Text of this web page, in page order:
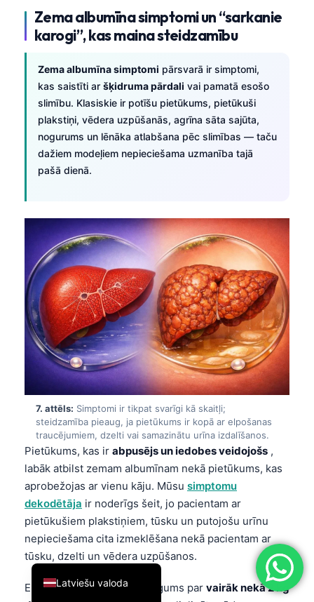
Zema albumīna simptomi un “sarkanie
karogi”, kas maina steidzamību
Zema albumīna simptomi pārsvarā ir simptomi,
kas saistīti ar šķidruma pārdali vai pamatā esošo
slimību. Klasiskie ir potīšu pietūkums, pietūkuši
plakstiņi, vēdera uzpūšanās, agrīna sāta sajūta,
nogurums un lēnāka atlabšana pēc slimības — taču
dažiem modeļiem nepieciešama uzmanība tajā
pašā dienā.
7. attēls: Simptomi ir tikpat svarīgi kā skaitļi;
steidzamība pieaug, ja pietūkums ir kopā ar elpošanas
traucējumiem, dzelti vai samazinātu urīna izdalīšanos.
Pietūkums, kas ir abpusējs un iedobes veidojošs ,
labāk atbilst zemam albumīnam nekā pietūkums, kas
aprobežojas ar vienu kāju. Mūsu simptomu
dekodētāja ir noderīgs šeit, jo pacientam ar
pietūkušiem plakstiņiem, tūsku un putojošu urīnu
nepieciešama cita izmeklēšana nekā pacientam ar
tūsku, dzelti un vēdera uzpūšanos.
Elpas trūkums, svara pieaugums par vairāk nekā 2 kg
Latviešu valoda
English
Deutsch
العربية
Français
עִבְרִית
Italiano
Español
Português
Ελληνικά
Türkçe
Română
简体中文
فارسی
Български
Dansk
Bahasa Indonesia
Հայերեն
Íslenska
Српски језик
Svenska
Azərbaycan dili